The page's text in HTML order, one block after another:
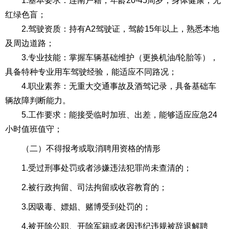
红绿色盲；
2.驾驶资质：持有A2驾驶证，驾龄15年以上，熟悉本地
及周边道路；
3.专业技能：掌握车辆基础维护（更换机油/轮胎等），
具备特种专业用车驾驶经验，能适应不同路况；
4.职业素养：无重大交通事故及酒驾记录，具备基础车
辆故障判断能力。
5.工作要求：能接受临时加班、出差，能够适应应急24
小时值班值守；
（二）不得报考或取消聘用资格的情形
1.受过刑事处罚或者涉嫌违法犯罪尚未查清的；
2.被行政拘留、司法拘留或收容教育的；
3.因吸毒、嫖娼、赌博受到处罚的；
4.被开除公职、开除军籍或者因违纪违规被辞退解聘